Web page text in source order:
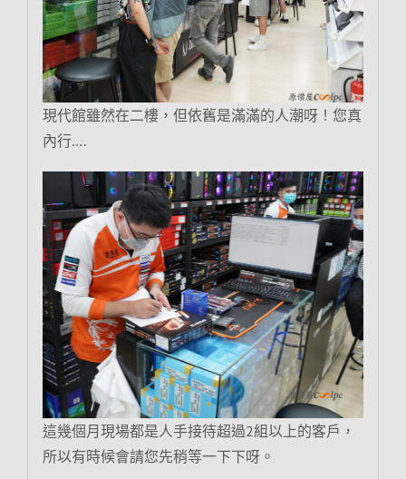
現代館雖然在二樓，但依舊是滿滿的人潮呀！您真
內行….
這幾個月現場都是人手接待超過2組以上的客戶，
所以有時候會請您先稍等一下下呀。